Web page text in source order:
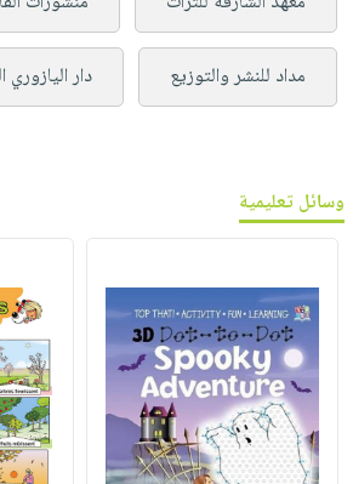
مداد للنشر والتوزيع دار اليازوري
وسائل تعليمية